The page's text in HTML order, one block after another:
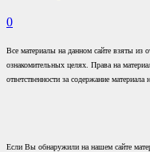
0
Все материалы на данном сайте взяты из
ознакомительных целях. Права на
ответственности за содержание материала
Если Вы обнаружили на нашем сайте